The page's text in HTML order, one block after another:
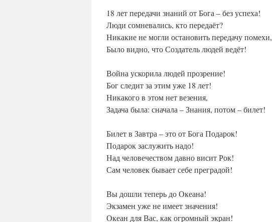
18 лет передачи знаний от Бога – без успеха!
Люди сомневались, кто передаёт?
Никакие не могли остановить передачу помехи,
Было видно, что Создатель людей ведёт!
Война ускорила людей прозрение!
Бог следит за этим уже 18 лет!
Никакого в этом нет везения,
Задача была: сначала – Знания, потом – билет!
Билет в Завтра – это от Бога Подарок!
Подарок заслужить надо!
Над человечеством давно висит Рок!
Сам человек бывает себе преградой!
Вы дошли теперь до Океана!
Экзамен уже не имеет значения!
Океан для Вас, как огромный экран!